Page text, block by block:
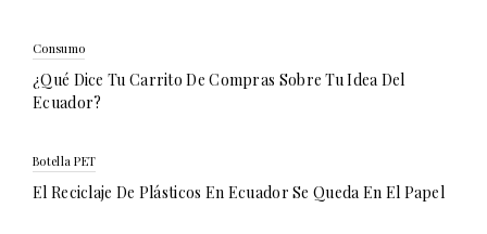
Consumo
¿Qué Dice Tu Carrito De Compras Sobre Tu Idea Del
Ecuador?
Botella PET
El Reciclaje De Plásticos En Ecuador Se Queda En El Papel